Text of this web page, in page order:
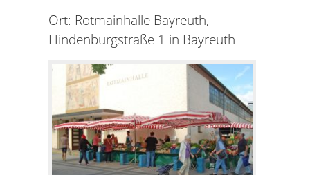
Ort: Rotmainhalle Bayreuth,
Hindenburgstraße 1 in Bayreuth